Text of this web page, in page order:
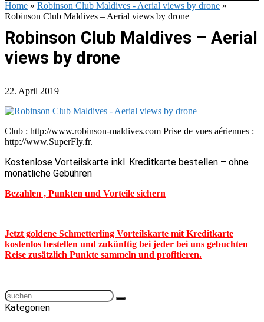
Home » Robinson Club Maldives - Aerial views by drone »
Robinson Club Maldives – Aerial views by drone
Robinson Club Maldives – Aerial
views by drone
22. April 2019
Club : http://www.robinson-maldives.com Prise de vues aériennes :
http://www.SuperFly.fr.
Kostenlose Vorteilskarte inkl. Kreditkarte bestellen – ohne
monatliche Gebühren
Bezahlen , Punkten und Vorteile sichern
Jetzt goldene Schmetterling Vorteilskarte mit Kreditkarte
kostenlos bestellen und zukünftig bei jeder bei uns gebuchten
Reise zusätzlich Punkte sammeln und profitieren.
Kategorien